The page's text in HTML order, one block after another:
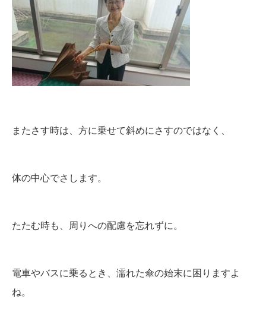
またさす時は、方に乗せて斜めにさすのではなく、
体の中心でさします。
たたむ時も、周りへの配慮を忘れずに。
電車やバスに乗るとき、濡れた傘の始末に困りますよ
ね。